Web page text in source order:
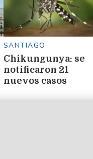
SANTIAGO
Chikungunya: se
notificaron 21
nuevos casos